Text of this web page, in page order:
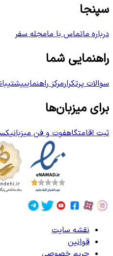
سپنجا
درباره ماتماس با مامجله سفر
راهنمایی شما
سوالات پرتکرارمرکز راهنمایی
برای میزبان‌ها
ثبت اقامتگاهفوت و فن میزبانی
نقشه سایت
قوانین